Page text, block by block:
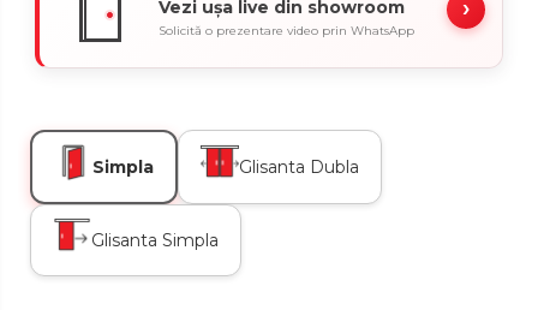
Vezi ușa live din showroom
Solicită o prezentare video prin WhatsApp
›
Simpla Glisanta Dubla
Glisanta Simpla